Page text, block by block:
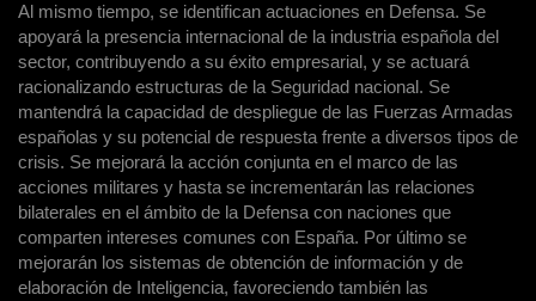
Al mismo tiempo, se identifican actuaciones en Defensa. Se
apoyará la presencia internacional de la industria española del
sector, contribuyendo a su éxito empresarial, y se actuará
racionalizando estructuras de la Seguridad nacional. Se
mantendrá la capacidad de despliegue de las Fuerzas Armadas
españolas y su potencial de respuesta frente a diversos tipos de
crisis. Se mejorará la acción conjunta en el marco de las
acciones militares y hasta se incrementarán las relaciones
bilaterales en el ámbito de la Defensa con naciones que
comparten intereses comunes con España. Por último se
mejorarán los sistemas de obtención de información y de
elaboración de Inteligencia, favoreciendo también las